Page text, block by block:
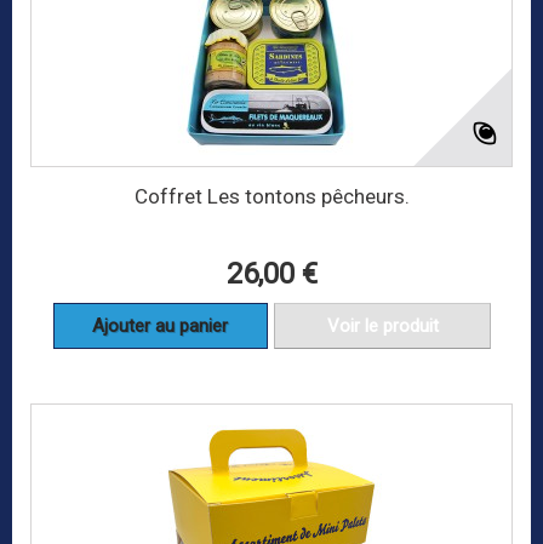
Coffret Les tontons pêcheurs.
26,00 €
Ajouter au panier Voir le produit